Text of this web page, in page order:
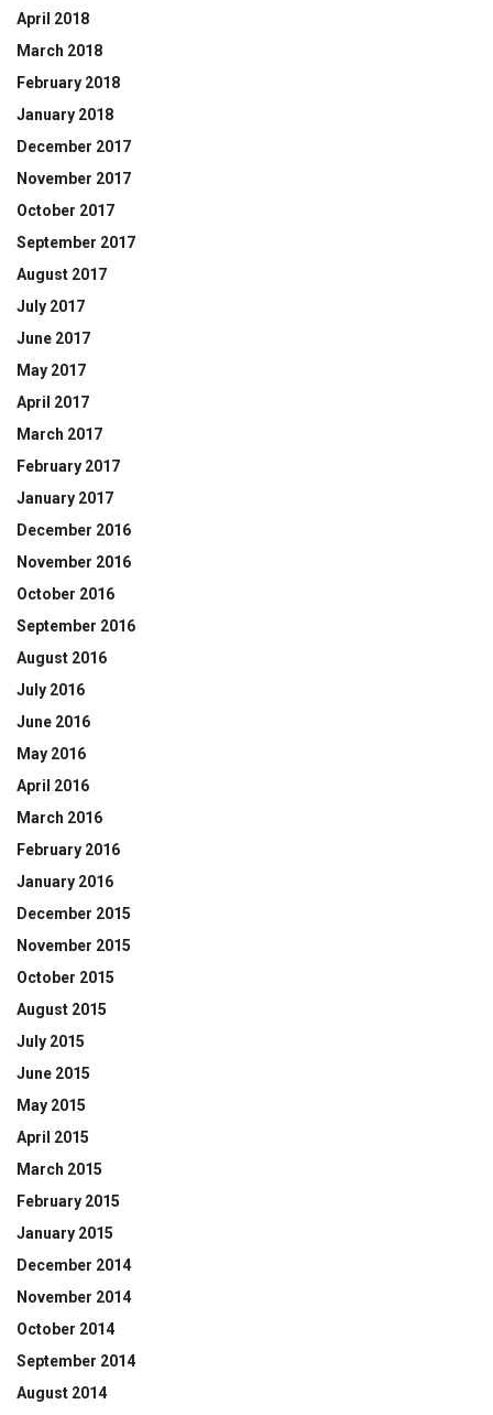
April 2018
March 2018
February 2018
January 2018
December 2017
November 2017
October 2017
September 2017
August 2017
July 2017
June 2017
May 2017
April 2017
March 2017
February 2017
January 2017
December 2016
November 2016
October 2016
September 2016
August 2016
July 2016
June 2016
May 2016
April 2016
March 2016
February 2016
January 2016
December 2015
November 2015
October 2015
August 2015
July 2015
June 2015
May 2015
April 2015
March 2015
February 2015
January 2015
December 2014
November 2014
October 2014
September 2014
August 2014